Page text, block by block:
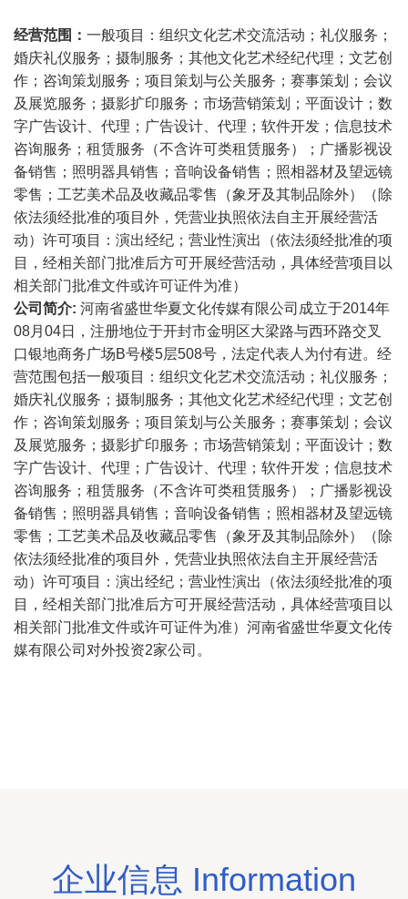
经营范围： 一般项目：组织文化艺术交流活动；礼仪服务；
婚庆礼仪服务；摄制服务；其他文化艺术经纪代理；文艺创
作；咨询策划服务；项目策划与公关服务；赛事策划；会议
及展览服务；摄影扩印服务；市场营销策划；平面设计；数
字广告设计、代理；广告设计、代理；软件开发；信息技术
咨询服务；租赁服务（不含许可类租赁服务）；广播影视设
备销售；照明器具销售；音响设备销售；照相器材及望远镜
零售；工艺美术品及收藏品零售（象牙及其制品除外）（除
依法须经批准的项目外，凭营业执照依法自主开展经营活
动）许可项目：演出经纪；营业性演出（依法须经批准的项
目，经相关部门批准后方可开展经营活动，具体经营项目以
相关部门批准文件或许可证件为准）
公司简介: 河南省盛世华夏文化传媒有限公司成立于2014年
08月04日，注册地位于开封市金明区大梁路与西环路交叉
口银地商务广场B号楼5层508号，法定代表人为付有进。经
营范围包括一般项目：组织文化艺术交流活动；礼仪服务；
婚庆礼仪服务；摄制服务；其他文化艺术经纪代理；文艺创
作；咨询策划服务；项目策划与公关服务；赛事策划；会议
及展览服务；摄影扩印服务；市场营销策划；平面设计；数
字广告设计、代理；广告设计、代理；软件开发；信息技术
咨询服务；租赁服务（不含许可类租赁服务）；广播影视设
备销售；照明器具销售；音响设备销售；照相器材及望远镜
零售；工艺美术品及收藏品零售（象牙及其制品除外）（除
依法须经批准的项目外，凭营业执照依法自主开展经营活
动）许可项目：演出经纪；营业性演出（依法须经批准的项
目，经相关部门批准后方可开展经营活动，具体经营项目以
相关部门批准文件或许可证件为准）河南省盛世华夏文化传
媒有限公司对外投资2家公司。
企业信息 Information